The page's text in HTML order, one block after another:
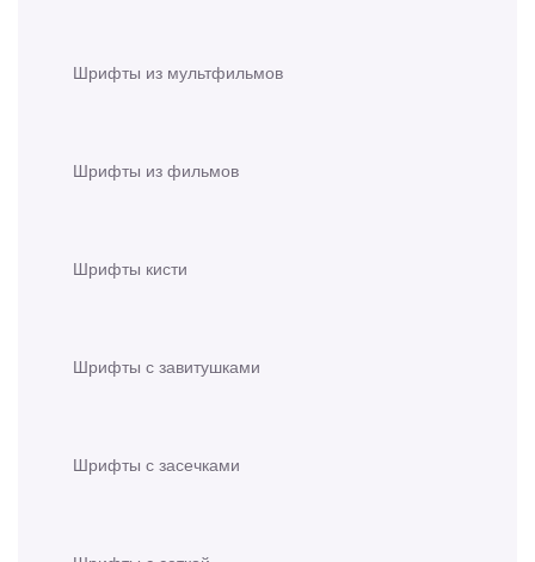
Шрифты из мультфильмов
Шрифты из фильмов
Шрифты кисти
Шрифты с завитушками
Шрифты с засечками